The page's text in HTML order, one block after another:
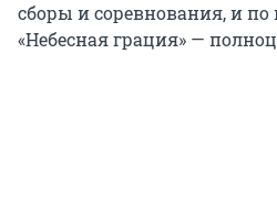
сборы и соревнования, и
«Небесная грация» —